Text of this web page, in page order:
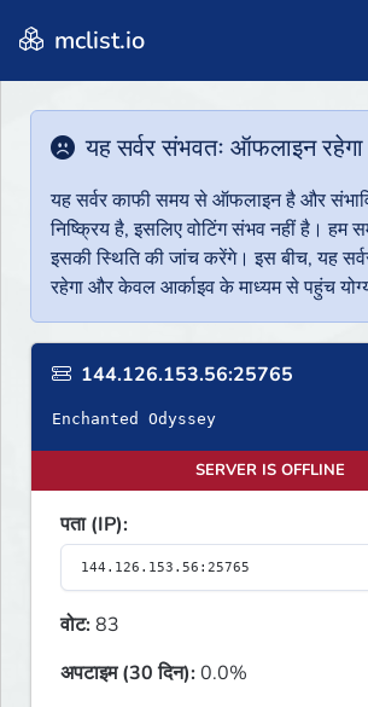
mclist.io
यह सर्वर संभवतः ऑफलाइन रहेगा
यह सर्वर काफी समय से ऑफलाइन है और
निष्क्रिय है, इसलिए वोटिंग संभव नहीं है। हम
इसकी स्थिति की जांच करेंगे। इस बीच, यह
रहेगा और केवल आर्काइव के माध्यम से पहुंच
144.126.153.56:25765
Enchanted Odyssey
SERVER IS OFFLINE
पता (IP):
वोट:83
अपटाइम (30 दिन):0.0%